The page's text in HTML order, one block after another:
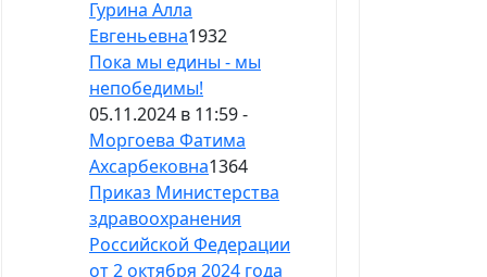
Гурина Алла
Евгеньевна1932
Пока мы едины - мы
непобедимы!
05.11.2024 в 11:59 -
Моргоева Фатима
Ахсарбековна1364
Приказ Министерства
здравоохранения
Российской Федерации
от 2 октября 2024 года